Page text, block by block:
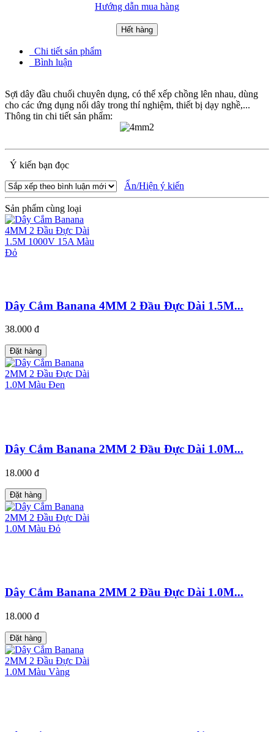
Hướng dẫn mua hàng
Hết hàng
Chi tiết sản phẩm
Bình luận
Sợi dây đầu chuối chuyên dụng, có thể xếp chồng lên nhau, dùng
cho các ứng dụng nối dây trong thí nghiệm, thiết bị dạy nghề,...
Thông tin chi tiết sản phẩm:
Ý kiến bạn đọc
Ẩn/Hiện ý kiến
Sản phẩm cùng loại
Dây Cắm Banana 4MM 2 Đầu Đực Dài 1.5M...
38.000 đ
Đặt hàng
Dây Cắm Banana 2MM 2 Đầu Đực Dài 1.0M...
18.000 đ
Đặt hàng
Dây Cắm Banana 2MM 2 Đầu Đực Dài 1.0M...
18.000 đ
Đặt hàng